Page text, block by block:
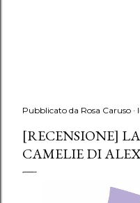
Pubblicato da Rosa Caruso
[RECENSIONE]
CAMELIE DI